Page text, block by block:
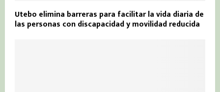
Utebo elimina barreras para facilitar la vida diaria de
las personas con discapacidad y movilidad reducida